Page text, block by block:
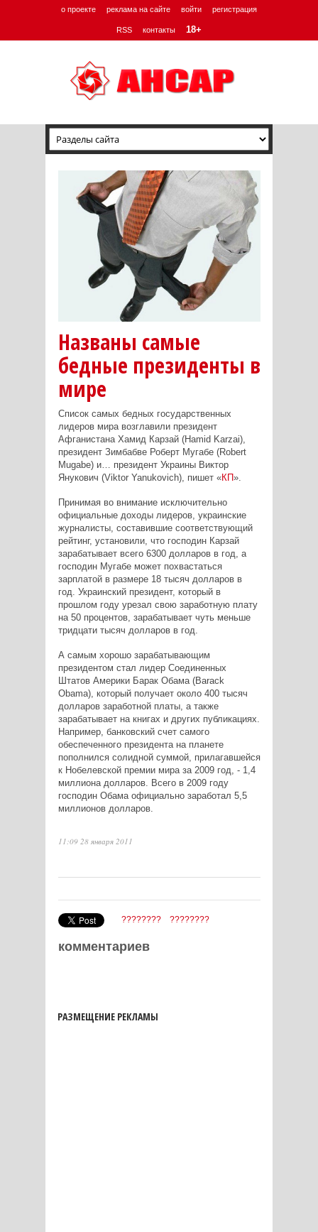
о проекте реклама на сайте войти регистрация
RSS контакты 18+
Названы самые
бедные президенты в
мире
Список самых бедных государственных
лидеров мира возглавили президент
Афганистана Хамид Карзай (Hamid Karzai),
президент Зимбабве Роберт Мугабе (Robert
Mugabe) и… президент Украины Виктор
Янукович (Viktor Yanukovich), пишет «КП».
Принимая во внимание исключительно
официальные доходы лидеров, украинские
журналисты, составившие соответствующий
рейтинг, установили, что господин Карзай
зарабатывает всего 6300 долларов в год, а
господин Мугабе может похвастаться
зарплатой в размере 18 тысяч долларов в
год. Украинский президент, который в
прошлом году урезал свою заработную плату
на 50 процентов, зарабатывает чуть меньше
тридцати тысяч долларов в год.
А самым хорошо зарабатывающим
президентом стал лидер Соединенных
Штатов Америки Барак Обама (Barack
Obama), который получает около 400 тысяч
долларов заработной платы, а также
зарабатывает на книгах и других публикациях.
Например, банковский счет самого
обеспеченного президента на планете
пополнился солидной суммой, прилагавшейся
к Нобелевской премии мира за 2009 год, - 1,4
миллиона долларов. Всего в 2009 году
господин Обама официально заработал 5,5
миллионов долларов.
11:09 28 января 2011
???????? ????????
комментариев
РАЗМЕЩЕНИЕ РЕКЛАМЫ